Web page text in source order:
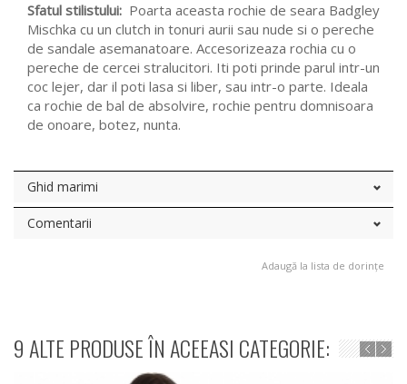
Sfatul stilistului: Poarta aceasta rochie de seara Badgley
Mischka cu un clutch in tonuri aurii sau nude si o pereche
de sandale asemanatoare. Accesorizeaza rochia cu o
pereche de cercei stralucitori. Iti poti prinde parul intr-un
coc lejer, dar il poti lasa si liber, sau intr-o parte. Ideala
ca rochie de bal de absolvire, rochie pentru domnisoara
de onoare, botez, nunta.
Ghid marimi
Comentarii
Adaugă la lista de dorințe
9 ALTE PRODUSE ÎN ACEEASI CATEGORIE: